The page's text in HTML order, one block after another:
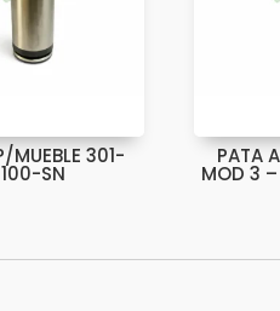
MUEBLE 301-
100-SN
PATA
MOD 3